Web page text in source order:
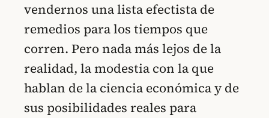
vendernos una lista efectista de
remedios para los tiempos que
corren. Pero nada más lejos de la
realidad, la modestia con la que
hablan de la ciencia económica y de
sus posibilidades reales para